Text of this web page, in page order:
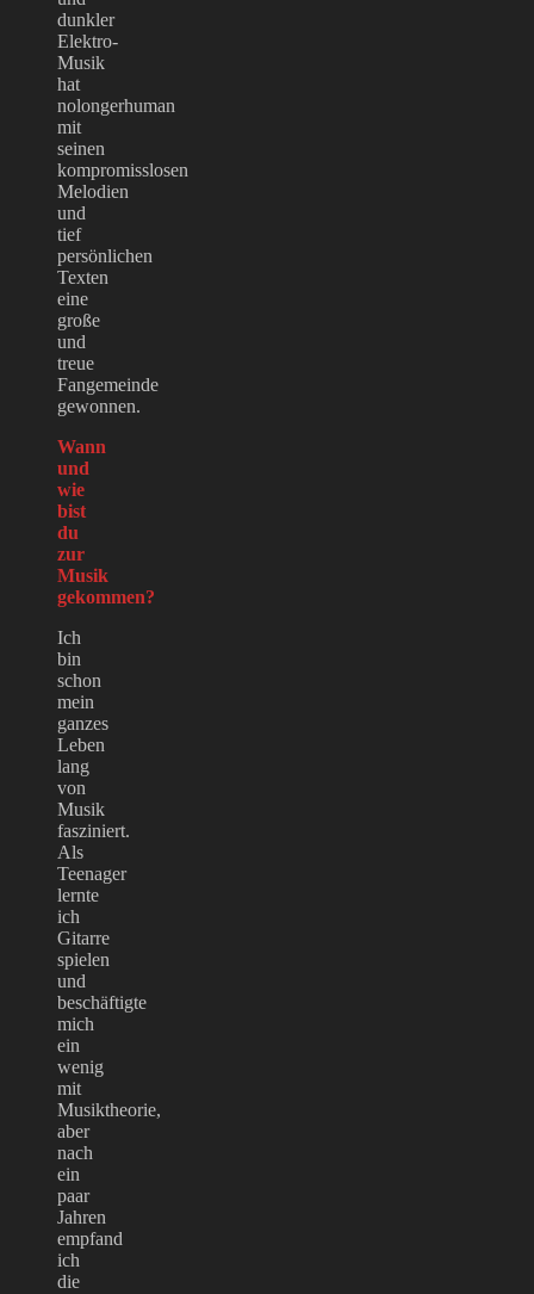
dunkler
Elektro-
Musik
hat
nolongerhuman
mit
seinen
kompromisslosen
Melodien
und
tief
persönlichen
Texten
eine
große
und
treue
Fangemeinde
gewonnen.
Wann
und
wie
bist
du
zur
Musik
gekommen?
Ich
bin
schon
mein
ganzes
Leben
lang
von
Musik
fasziniert.
Als
Teenager
lernte
ich
Gitarre
spielen
und
beschäftigte
mich
ein
wenig
mit
Musiktheorie,
aber
nach
ein
paar
Jahren
empfand
ich
die